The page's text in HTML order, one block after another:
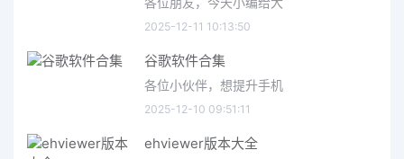
2025-12-11 10:13:50
谷歌软件合集
各位小伙伴，想提升手机
2025-12-10 09:51:11
ehviewer版本大全